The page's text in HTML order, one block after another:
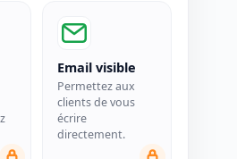
Email visible
Permettez aux
clients de vous
écrire
directement.